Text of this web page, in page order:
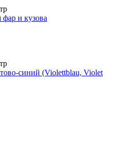
и кузова
синий (Violettblau, Violet